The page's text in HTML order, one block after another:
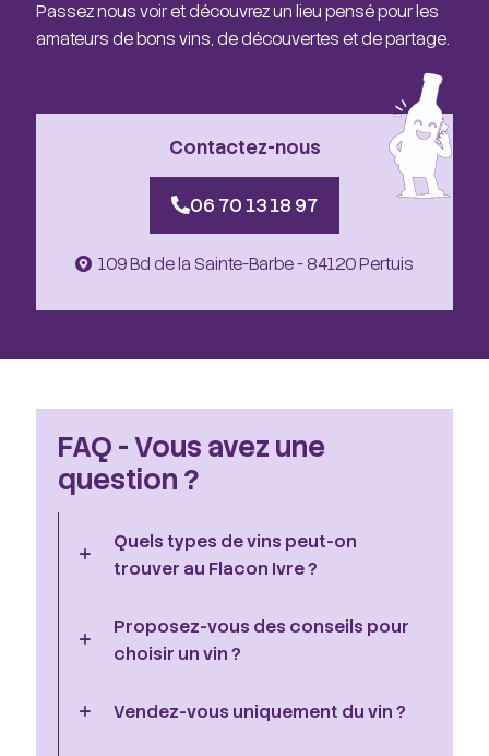
Passez nous voir et découvrez un lieu pensé pour les
amateurs de bons vins, de découvertes et de partage.
Contactez-nous
06 70 13 18 97
109 Bd de la Sainte-Barbe - 84120 Pertuis
FAQ - Vous avez une
question ?
Quels types de vins peut-on
trouver au Flacon Ivre ?
Proposez-vous des conseils pour
choisir un vin ?
Vendez-vous uniquement du vin ?